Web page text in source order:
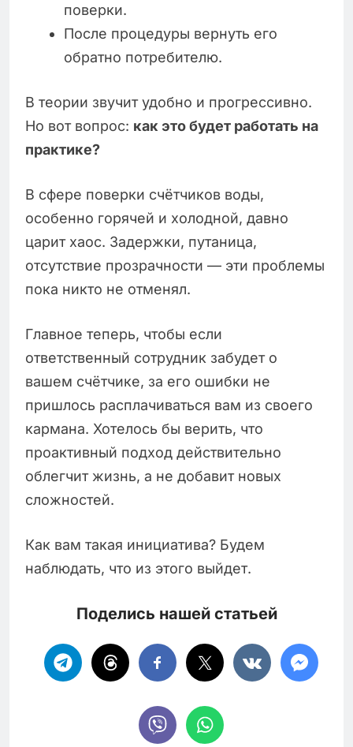
поверки.
После процедуры вернуть его
обратно потребителю.
В теории звучит удобно и прогрессивно.
Но вот вопрос: как это будет работать на
практике?
В сфере поверки счётчиков воды,
особенно горячей и холодной, давно
царит хаос. Задержки, путаница,
отсутствие прозрачности — эти проблемы
пока никто не отменял.
Главное теперь, чтобы если
ответственный сотрудник забудет о
вашем счётчике, за его ошибки не
пришлось расплачиваться вам из своего
кармана. Хотелось бы верить, что
проактивный подход действительно
облегчит жизнь, а не добавит новых
сложностей.
Как вам такая инициатива? Будем
наблюдать, что из этого выйдет.
Поделись нашей статьей